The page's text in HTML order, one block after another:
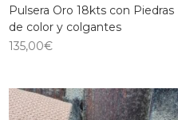
Pulsera Oro 18kts con Piedras
de color y colgantes
135,00€